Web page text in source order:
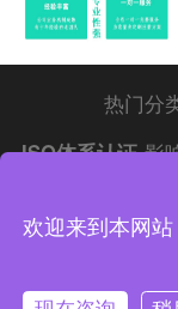
热门分
ISO体系认证 影
中证集团体
渝公网安备
欢迎来到本网